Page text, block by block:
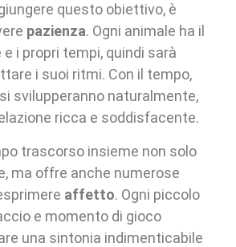
questo obiettivo, è
pazienza. Ogni animale ha il
i propri tempi, quindi sarà
i suoi ritmi. Con il tempo,
svilupperanno naturalmente,
ricca e soddisfacente.
trascorso insieme non solo
ma offre anche numerose
affetto. Ogni piccolo
e momento di gioco
una sintonia indimenticabile